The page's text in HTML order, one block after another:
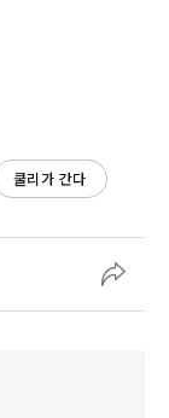
쿨리가 간다